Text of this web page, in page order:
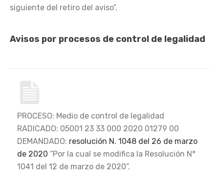
siguiente del retiro del aviso”.
Avisos por procesos de control de legalidad
PROCESO: Medio de control de legalidad
RADICADO: 05001 23 33 000 2020 01279 00
DEMANDADO: resolución N. 1048 del 26 de marzo
de 2020 “Por la cual se modifica la Resolución N°
1041 del 12 de marzo de 2020”.